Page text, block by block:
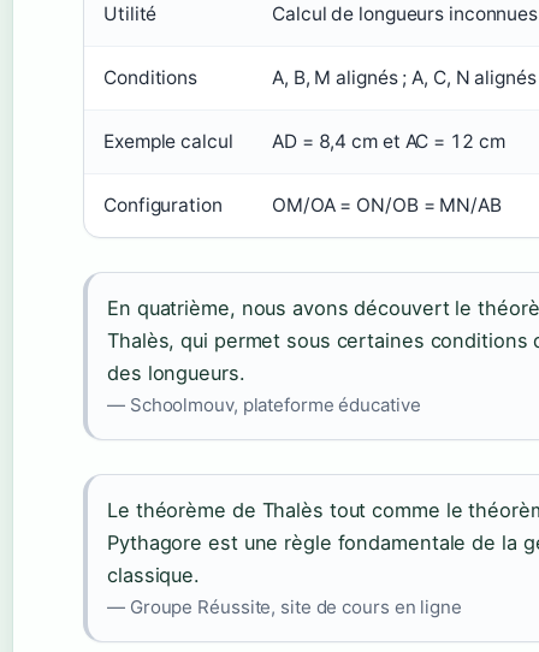
Utilité Calcul de longueurs inconnues
Conditions A, B, M alignés ; A, C, N
Exemple calcul AD = 8,4 cm et AC = 12 cm
Configuration OM/OA = ON/OB = MN/AB
En quatrième, nous avons découvert le
Thalès, qui permet sous certaines conditions
des longueurs.
— Schoolmouv, plateforme éducative
Le théorème de Thalès tout comme le
Pythagore est une règle fondamentale de la
classique.
— Groupe Réussite, site de cours en ligne